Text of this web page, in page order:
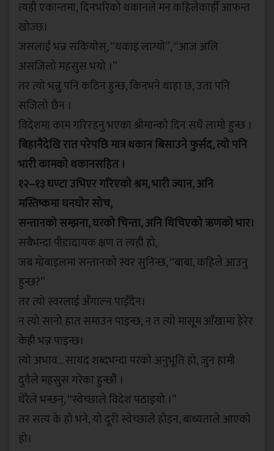
त्यही एकान्तमा, दिनभरिको थकानले मन कहिलेकाहीँ आफन्त
खोज्छ।
जसलाई भन्न सकियोस्, “थकाइ लाग्यो”, “आज अलि
असजिलो महसुस भयो ।”
तर त्यो भन्नु पनि कठिन हुन्छ, किनभने थाहा छ, उता पनि
सजिलो छैन ।
विदेशमा काम गरिरहनु भएका श्रीमान्को दिन सधैं लामो हुन्छ ।
बिहानैदेखि रात परेपछि मात्र थकान बिसाउने फुर्सद, त्यो पनि
भारी कामको थकानसहित ।
१२–१३ घण्टा उभिएर गरिएको श्रम, भारी ज्यान, अनि
मस्तिष्कमा घनघोर सोच,
सन्तानको सम्झना, घरको चिन्ता, अनि थिचिएको ऋणको भार।
सबैभन्दा पीडादायक क्षण त त्यही हो,
जब मोबाइलमा सन्तानको स्वर सुनिन्छ, “बाबा, कहिले आउनु
हुन्छ?”
तर त्यो स्वरलाई अँगाल्न पाइँदैन।
न त्यो सानो हात समाउन पाइन्छ, न त त्यो मासूम आँखामा हेरेर
केही भन्न पाइन्छ।
त्यो अभाव… सायद शब्दभन्दा परको अनुभूति हो, जुन हामी
दुवैले महसुस गरेका हुन्छौं ।
धेरैले भन्छन्, “स्वेच्छाले विदेश पठाइयो ।”
तर सत्य के हो भने, यो दूरी स्वेच्छाले होइन, बाध्यताले आएको
हो।